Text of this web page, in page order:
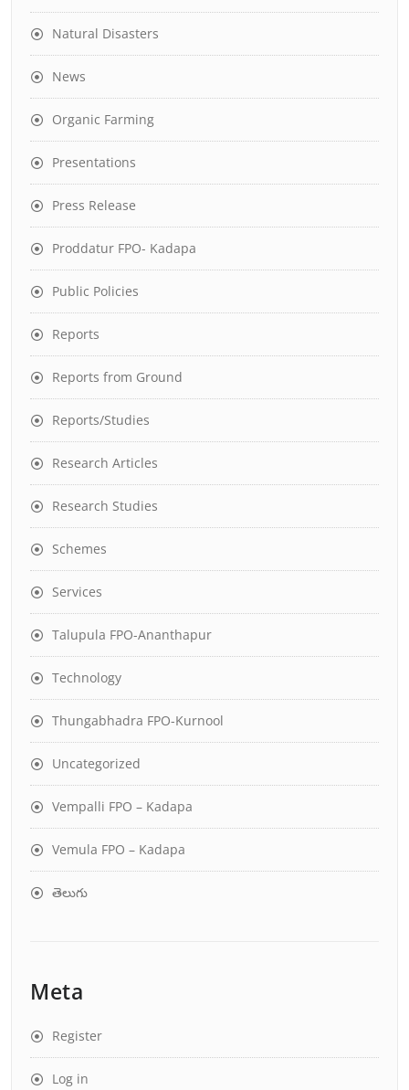
Natural Disasters
News
Organic Farming
Presentations
Press Release
Proddatur FPO- Kadapa
Public Policies
Reports
Reports from Ground
Reports/Studies
Research Articles
Research Studies
Schemes
Services
Talupula FPO-Ananthapur
Technology
Thungabhadra FPO-Kurnool
Uncategorized
Vempalli FPO – Kadapa
Vemula FPO – Kadapa
తెలుగు
Meta
Register
Log in